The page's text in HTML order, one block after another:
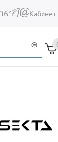
(link
Кабинет